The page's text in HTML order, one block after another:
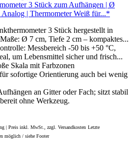
3 Stück zum Aufhängen | Ø
Analog | Thermometer Weiß für...*
3 Stück hergestellt in
Ø 7 cm, Tiefe 2 cm – kompaktes...
Messbereich -50 bis +50 °C,
um Lebensmittel sicher und frisch...
Skala mit Farbzonen
sofortige Orientierung auch bei wenig
an Gitter oder Fach; sitzt stabil
ohne Werkzeug.
| Preis inkl. MwSt., zzgl. Versandkosten Letzte
möglich / siehe Footer